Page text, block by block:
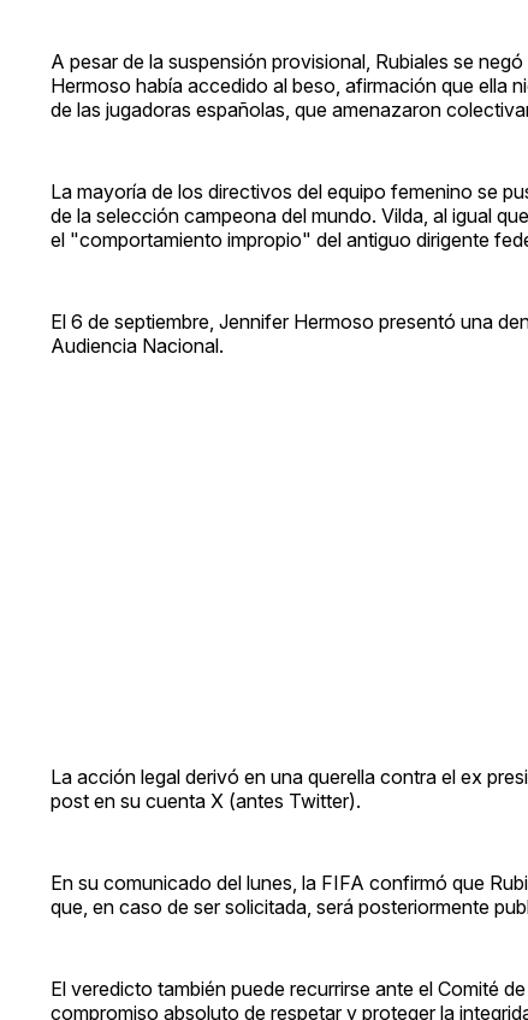
A pesar de la suspensión provisional, Rubiales se
Hermoso había accedido al beso, afirmación que ella
de las jugadoras españolas, que amenazaron
La mayoría de los directivos del equipo femenino se
de la selección campeona del mundo. Vilda, al igual
el "comportamiento impropio" del antiguo dirigente
El 6 de septiembre, Jennifer Hermoso presentó una
Audiencia Nacional.
La acción legal derivó en una querella contra el ex
post en su cuenta X (antes Twitter).
En su comunicado del lunes, la FIFA confirmó que
que, en caso de ser solicitada, será posteriormente
El veredicto también puede recurrirse ante el Comité
compromiso absoluto de respetar y proteger la